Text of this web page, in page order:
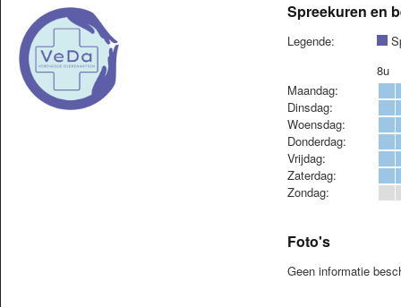
Spreekuren en
Legende:
8u
Maandag:
Dinsdag:
Woensdag:
Donderdag:
Vrijdag:
Zaterdag:
Zondag:
Foto's
Geen informatie